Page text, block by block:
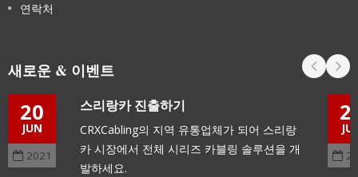
연락처
새로운 & 이벤트
20
JUN
2021
스리랑카 진출하기
CRXCabling의 지역 유통업체가 되어 스리랑
카 시장에서 전체 시리즈 카블링 솔루션을 개
발하세요.